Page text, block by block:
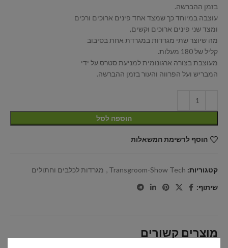
בזמן ההברשה.
עוצבה במיוחד כך שמצד אחד פינים ארוכים ורכים
ומצד שני פינים ארוכים וקשים,
מה שיוצר שתי מגרדות במגרדת אחת בסיבוב
קליל של 180 מעלות.
מעוצבת בצורה ארגונומית למניעת סטרס על ידי
המבריש ועל הפרווה והעור בזמן ההברשה.
הוספה לסל
הוסף לרשימת המשאלות
קטגוריות: Transgroom-Show Tech
, מגרדות לכלבים וחתולים
שיתוף:
מוצרים קשורים